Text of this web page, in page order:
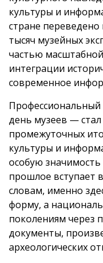
культуры и
стране
тысяч музейных
частью
интеграции
современное
день музеев —
промежуточных
культуры и
особую значимость
прошлое вступает
словам, именно
форму, а
поколениям через
документы,
археологических